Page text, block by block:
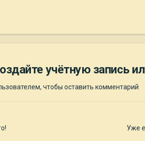
учётную запись
чтобы оставить комментарий
Уже